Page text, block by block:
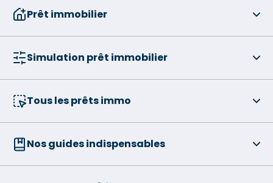
Prêt immobilier
Simulation prêt immobilier
Tous les prêts immo
Nos guides indispensables